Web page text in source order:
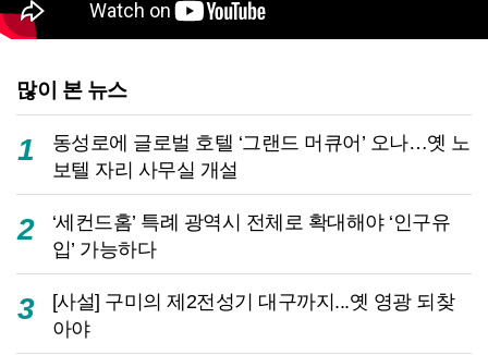
많이 본 뉴스
1
동성로에 글로벌 호텔 ‘그랜드 머큐어’ 오나…옛 노
보텔 자리 사무실 개설
2
‘세컨드홈’ 특례 광역시 전체로 확대해야 ‘인구유
입’ 가능하다
3
[사설] 구미의 제2전성기 대구까지...옛 영광 되찾
아야